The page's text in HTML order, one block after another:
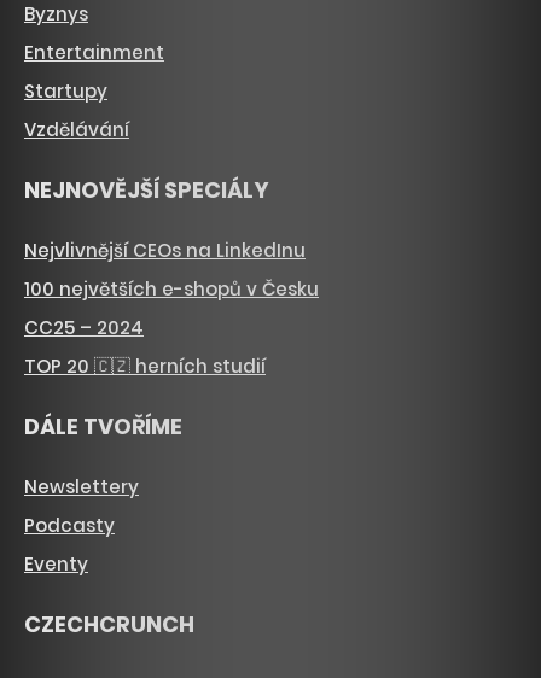
Byznys
Entertainment
Startupy
Vzdělávání
NEJNOVĚJŠÍ SPECIÁLY
Nejvlivnější CEOs na LinkedInu
100 největších e-shopů v Česku
CC25 – 2024
TOP 20 🇨🇿 herních studií
DÁLE TVOŘÍME
Newslettery
Podcasty
Eventy
CZECHCRUNCH